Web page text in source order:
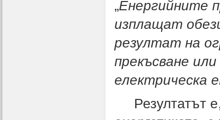
„Енергийните
изплащат
резултат на
прекъсване
електрическа
Резултатът